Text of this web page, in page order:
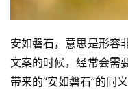
安如磐石，意思是形容
文案的时候，经常会需
带来的“安如磐石”的同